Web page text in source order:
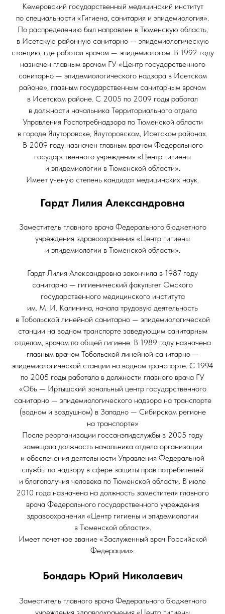
Кемеровский государственный медицинский институт
по специальности «Гигиена, санитария и эпидемиология».
По распределению был направлен в Тюменскую область,
в Исетскую районную санитарно — эпидемиологическую
станцию, где работал врачом — эпидемиологом. В 1992 году
назначен главным врачом ГУ «Центр государственного
санитарно — эпидемиологического надзора в Исетском
районе», главным государственным санитарным врачом
в Исетском районе. С 2005 по 2009 годы работал
в должности начальника Территориального отдела
Управления Роспотребнадзора по Тюменской области
в городе Ялуторовске, Ялуторовском, Исетском районах.
В 2009 году назначен главным врачом Федерального
государственного учреждения «Центр гигиены
и эпидемиологии в Тюменской области».
Имеет ученую степень кандидат медицинских наук.
Гардт Лилия Александровна
Заместитель главного врача Федерального бюджетного
учреждения здравоохранения «Центр гигиены
и эпидемиологии в Тюменской области».
Гардт Лилия Александровна закончила в 1987 году
санитарно — гигиенический факультет Омского
государственного медицинского института
им. М. И. Калинина, начала трудовую деятельность
в Тобольской линейной санитарно — эпидемиологической
станции на водном транспорте заведующим санитарным
отделом, врачом по общей гигиене. В 1989 году назначена
главным врачом Тобольской линейной санитарно —
эпидемиологической станции на водном транспорте. С 1994
по 2005 годы работала в должности главного врача ГУ
«Обь — Иртышский зональный центр государственного
санитарно — эпидемиологического надзора на транспорте
(водном и воздушном) в Западно — Сибирском регионе
на транспорте»
После реорганизации госсанэпидслужбы в 2005 году
замещала должность начальника отдела организации
и обеспечения деятельности Управления Федеральной
службы по надзору в сфере защиты прав потребителей
и благополучия человека по Тюменской области. В июле
2010 года назначена на должность заместителя главного
врача Федерального государственного учреждения
здравоохранения «Центр гигиены и эпидемиологии
в Тюменской области».
Имеет почетное звание «Заслуженный врач Российской
Федерации».
Бондарь Юрий Николаевич
Заместитель главного врача Федерального бюджетного